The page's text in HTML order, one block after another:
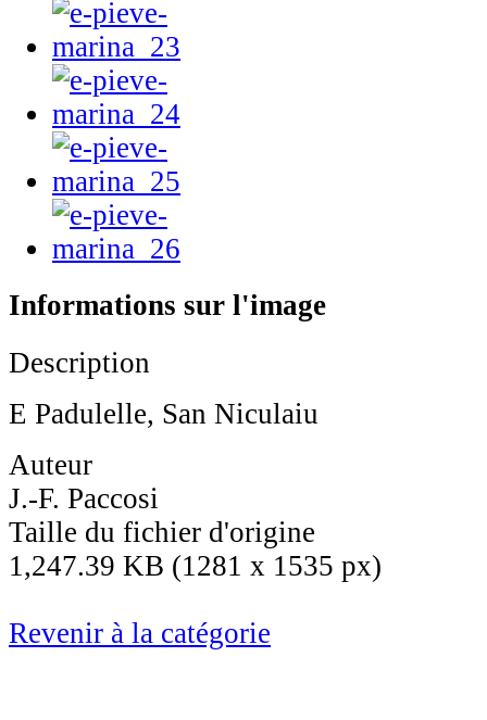
Informations sur l'image
Description
E Padulelle, San Niculaiu
Auteur
J.-F. Paccosi
Taille du fichier d'origine
1,247.39 KB (1281 x 1535 px)
Revenir à la catégorie